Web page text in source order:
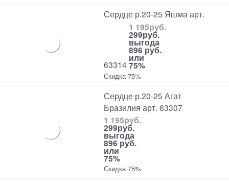
Сердце р.20-25 Яшма арт.
63314
1 195руб.
299руб.
выгода
896 руб.
или
75%
Скидка 75%
Сердце р.20-25 Агат
Бразилия арт. 63307
1 195руб.
299руб.
выгода
896 руб.
или
75%
Скидка 75%